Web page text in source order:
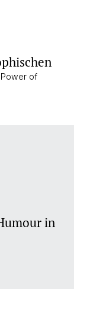
of
in